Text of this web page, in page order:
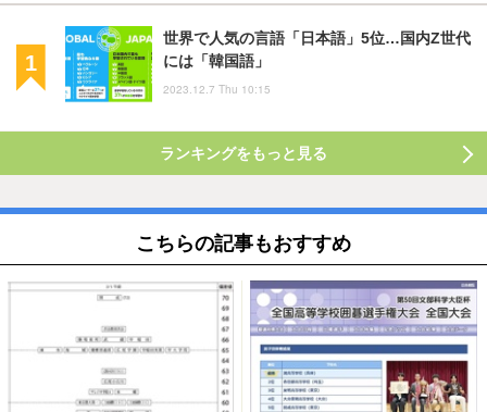
世界で人気の言語「日本語」5位…国内Z世代
には「韓国語」
2023.12.7 Thu 10:15
ランキングをもっと見る
こちらの記事もおすすめ